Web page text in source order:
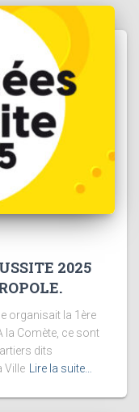
2025
organisait la 1ère
la Comète, ce sont
dits
Ville Lire la suite…